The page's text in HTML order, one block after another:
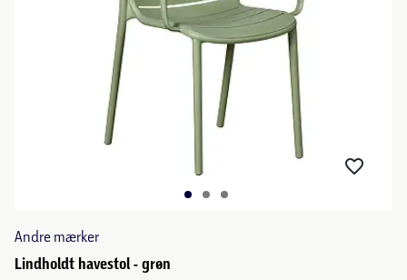
Andre mærker
Lindholdt havestol - grøn